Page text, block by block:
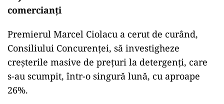
comercianți
Premierul Marcel Ciolacu a cerut de curând,
Consiliului Concurenței, să investigheze
creșterile masive de prețuri la detergenți, care
s-au scumpit, într-o singură lună, cu aproape
26%.